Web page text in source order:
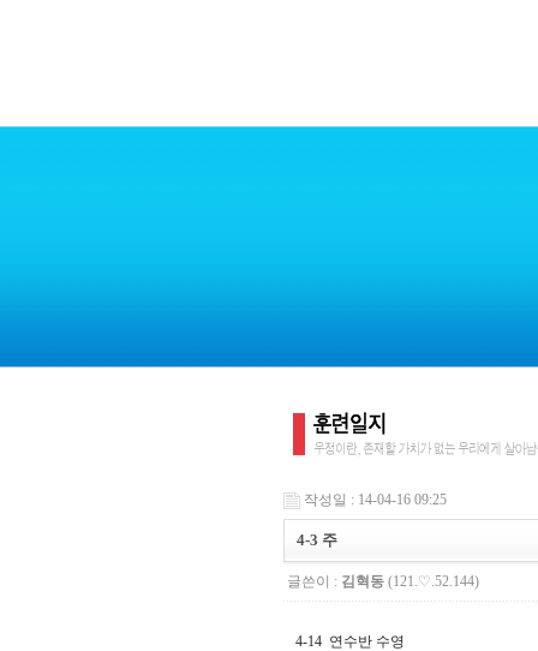
작성일 : 14-04-16 09:25
4-3 주
글쓴이 : 김혁동 (121.♡.52.144)
4-14 연수반 수영